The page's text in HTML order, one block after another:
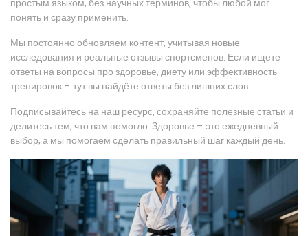
простым языком, без научных терминов, чтобы любой мог
понять и сразу применить.
Мы постоянно обновляем контент, учитывая новые
исследования и реальные отзывы спортсменов. Если ищете
ответы на вопросы про здоровье, диету или эффективность
тренировок – тут вы найдёте ответы без лишних слов.
Подписывайтесь на наш ресурс, сохраняйте полезные статьи и
делитесь тем, что вам помогло. Здоровье – это ежедневный
выбор, а мы помогаем сделать правильный шаг каждый день.